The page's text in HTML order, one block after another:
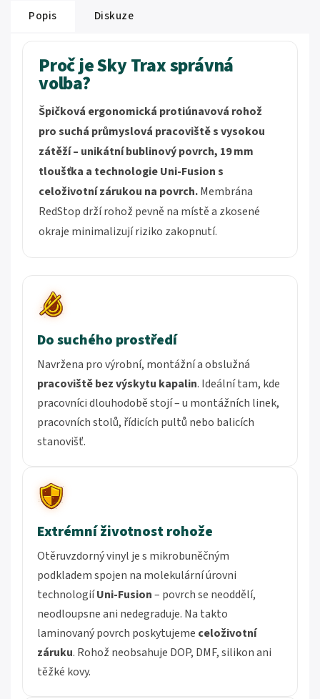
Popis Diskuze
Proč je Sky Trax správná
volba?
Špičková ergonomická protiúnavová rohož
pro suchá průmyslová pracoviště s vysokou
zátěží – unikátní bublinový povrch, 19 mm
tloušťka a technologie Uni-Fusion s
celoživotní zárukou na povrch.Membrána
RedStop drží rohož pevně na místě a zkosené
okraje minimalizují riziko zakopnutí.
Do suchého prostředí
Navržena pro výrobní, montážní a obslužná
pracoviště bez výskytu kapalin. Ideální tam, kde
pracovníci dlouhodobě stojí – u montážních linek,
pracovních stolů, řídicích pultů nebo balicích
stanovišť.
Extrémní životnost rohože
Otěruvzdorný vinyl je s mikrobuněčným
podkladem spojen na molekulární úrovni
technologiíUni-Fusion– povrch se neoddělí,
neodloupsne ani nedegraduje. Na takto
laminovaný povrch poskytujeme celoživotní
záruku. Rohož neobsahuje DOP, DMF, silikon ani
těžké kovy.